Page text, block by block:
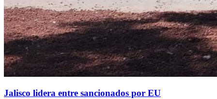
Jalisco lidera entre sancionados por EU